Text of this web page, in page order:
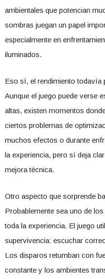
ambientales que potencian
sombras juegan un papel
especialmente en
iluminados.
Eso sí, el rendimiento todavía
Aunque el juego puede verse
altas, existen momentos
ciertos problemas de
muchos efectos o durante
la experiencia, pero sí deja
mejora técnica.
Otro aspecto que sorprende
Probablemente sea uno de
toda la experiencia. El juego
supervivencia: escuchar
Los disparos retumban con
constante y los ambientes